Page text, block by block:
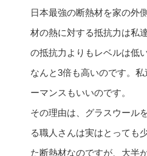
日本最強の断熱材を家の外
材の熱に対する抵抗力は私
の抵抗力よりもレベルは低
なんと3倍も高いのです。
ーマンスもいいのです。
その理由は、グラスウール
る職人さんは実はとっても
た断熱材なのですが、大半